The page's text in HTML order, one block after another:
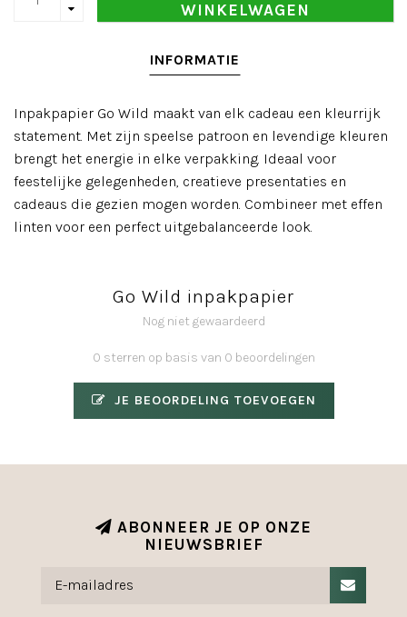
WINKELWAGEN
INFORMATIE
Inpakpapier Go Wild maakt van elk cadeau een kleurrijk
statement. Met zijn speelse patroon en levendige kleuren
brengt het energie in elke verpakking. Ideaal voor
feestelijke gelegenheden, creatieve presentaties en
cadeaus die gezien mogen worden. Combineer met effen
linten voor een perfect uitgebalanceerde look.
Go Wild inpakpapier
Nog niet gewaardeerd
0 sterren op basis van 0 beoordelingen
JE BEOORDELING TOEVOEGEN
ABONNEER JE OP ONZE
NIEUWSBRIEF